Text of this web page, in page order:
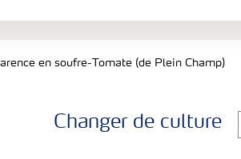
en soufre-Tomate (de Plein Champ)
Changer de culture